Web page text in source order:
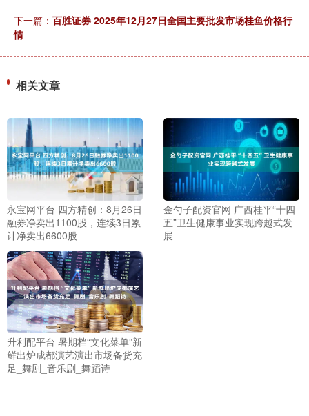
下一篇： 百胜证券 2025年12月27日全国主要批发市场桂鱼价格行
情
相关文章
永宝网平台 四方精创：8月26日
融券净卖出1100股，连续3日累
计净卖出6600股
金勺子配资官网 广西桂平“十四
五”卫生健康事业实现跨越式发
展
升利配平台 暑期档“文化菜单”新
鲜出炉成都演艺演出市场备货充
足_舞剧_音乐剧_舞蹈诗